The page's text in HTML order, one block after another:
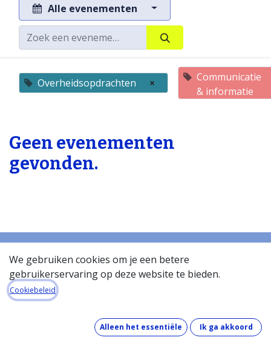
Alle evenementen
Overheidsopdrachten ×
Communicatie
& informatie
Geen evenementen
gevonden.
Startpagina
Over de databank
Hoe werkt de databank?
Wat zit er in de databank?
We gebruiken cookies om je een betere
gebruikerservaring op deze website te bieden.
Cookiebeleid
Alleen het essentiële Ik ga akkoord